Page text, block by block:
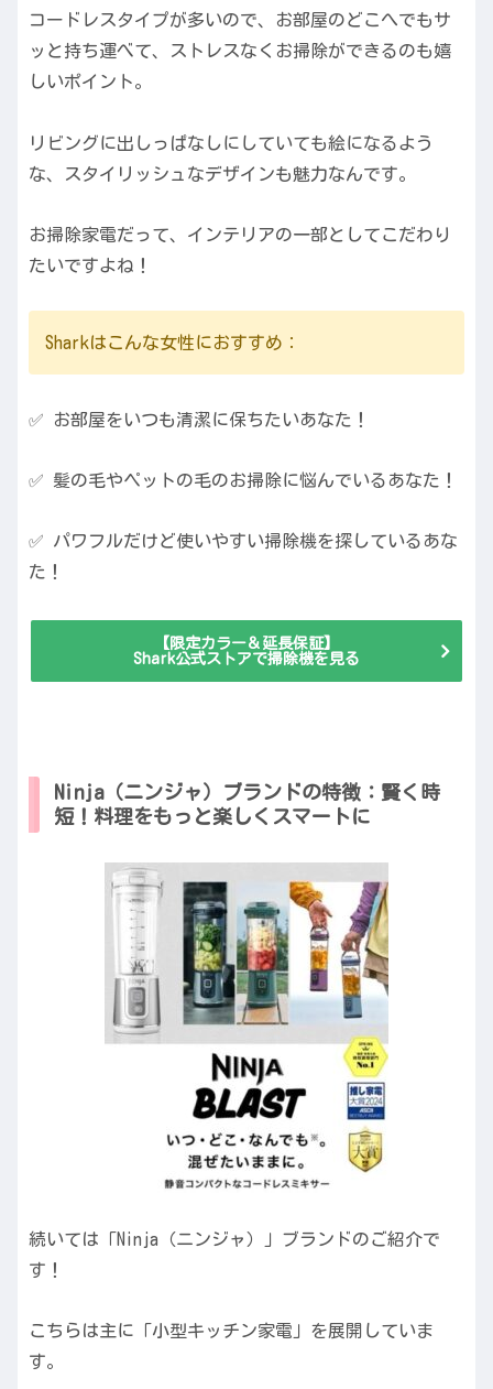
コードレスタイプが多いので、お部屋のどこへでもサ
ッと持ち運べて、ストレスなくお掃除ができるのも嬉
しいポイント。
リビングに出しっぱなしにしていても絵になるよう
な、スタイリッシュなデザインも魅力なんです。
お掃除家電だって、インテリアの一部としてこだわり
たいですよね！
Sharkはこんな女性におすすめ：
✅ お部屋をいつも清潔に保ちたいあなた！
✅ 髪の毛やペットの毛のお掃除に悩んでいるあなた！
✅ パワフルだけど使いやすい掃除機を探しているあな
た！
【限定カラー＆延長保証】
Shark公式ストアで掃除機を見る
Ninja（ニンジャ）ブランドの特徴：賢く時
短！料理をもっと楽しくスマートに
続いては「Ninja（ニンジャ）」ブランドのご紹介で
す！
こちらは主に「小型キッチン家電」を展開していま
す。